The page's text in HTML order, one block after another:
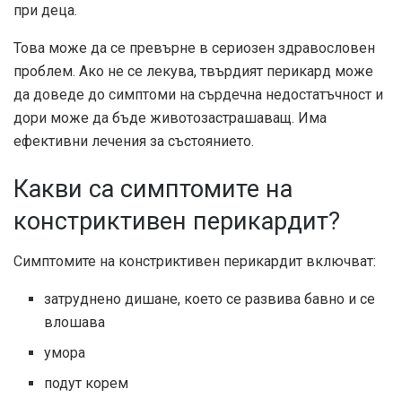
при деца.
Това може да се превърне в сериозен здравословен
проблем. Ако не се лекува, твърдият перикард може
да доведе до симптоми на сърдечна недостатъчност и
дори може да бъде животозастрашаващ. Има
ефективни лечения за състоянието.
Какви са симптомите на
констриктивен перикардит?
Симптомите на констриктивен перикардит включват:
затруднено дишане, което се развива бавно и се
влошава
умора
подут корем